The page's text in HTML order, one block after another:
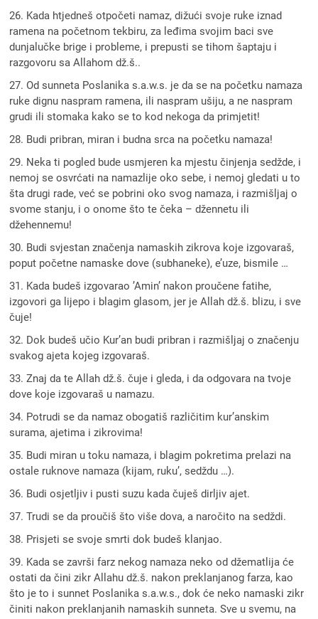
26. Kada htjedneš otpočeti namaz, dižući svoje ruke iznad
ramena na početnom tekbiru, za leđima svojim baci sve
dunjalučke brige i probleme, i prepusti se tihom šaptaju i
razgovoru sa Allahom dž.š..
27. Od sunneta Poslanika s.a.w.s. je da se na početku namaza
ruke dignu naspram ramena, ili naspram ušiju, a ne naspram
grudi ili stomaka kako se to kod nekoga da primjetit!
28. Budi pribran, miran i budna srca na početku namaza!
29. Neka ti pogled bude usmjeren ka mjestu činjenja sedžde, i
nemoj se osvrćati na namazlije oko sebe, i nemoj gledati u to
šta drugi rade, već se pobrini oko svog namaza, i razmišljaj o
svome stanju, i o onome što te čeka – džennetu ili
džehennemu!
30. Budi svjestan značenja namaskih zikrova koje izgovaraš,
poput početne namaske dove (subhaneke), e’uze, bismile …
31. Kada budeš izgovarao ’Amin’ nakon proučene fatihe,
izgovori ga lijepo i blagim glasom, jer je Allah dž.š. blizu, i sve
čuje!
32. Dok budeš učio Kur’an budi pribran i razmišljaj o značenju
svakog ajeta kojeg izgovaraš.
33. Znaj da te Allah dž.š. čuje i gleda, i da odgovara na tvoje
dove koje izgovaraš u namazu.
34. Potrudi se da namaz obogatiš različitim kur’anskim
surama, ajetima i zikrovima!
35. Budi miran u toku namaza, i blagim pokretima prelazi na
ostale ruknove namaza (kijam, ruku’, sedždu …).
36. Budi osjetljiv i pusti suzu kada čuješ dirljiv ajet.
37. Trudi se da proučiš što više dova, a naročito na sedždi.
38. Prisjeti se svoje smrti dok budeš klanjao.
39. Kada se završi farz nekog namaza neko od džematlija će
ostati da čini zikr Allahu dž.š. nakon preklanjanog farza, kao
što je to i sunnet Poslanika s.a.w.s., dok će neko namaski zikr
činiti nakon preklanjanih namaskih sunneta. Sve u svemu, na